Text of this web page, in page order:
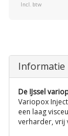
Incl. btw
Informatie
De IJssel
Variopox
een laag
verharder, vrij